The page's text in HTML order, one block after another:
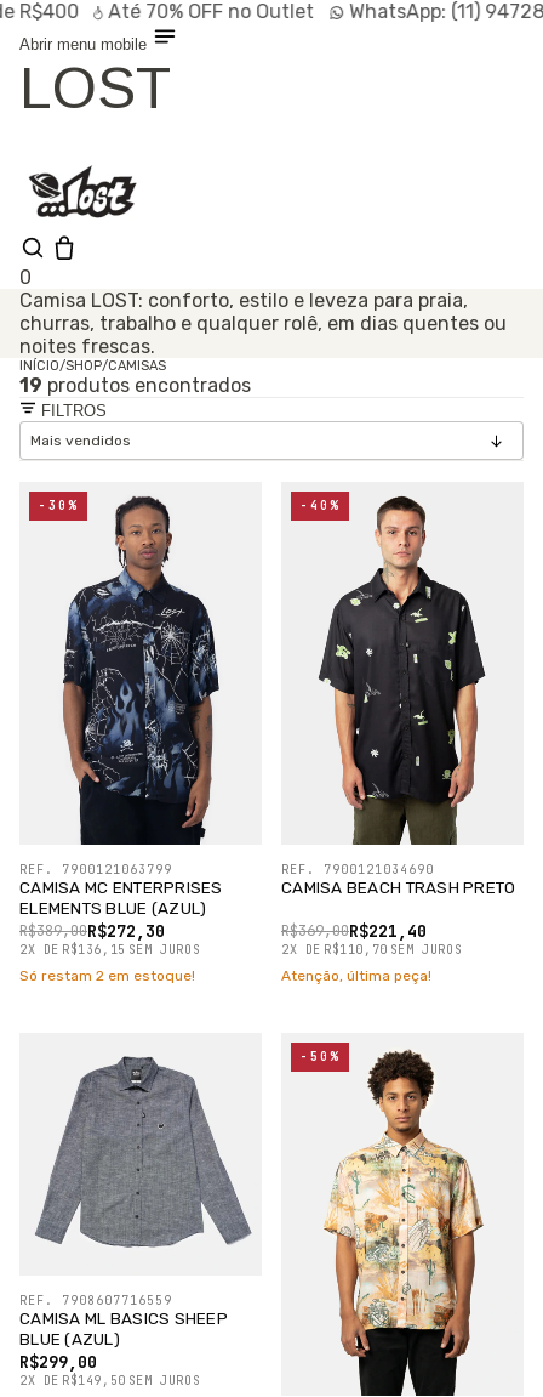
Até 70% OFFno Outlet WhatsApp:(11) 94728-
Abrir menu mobile
LOST
0
Shop
Lançamentos
HOT
Linhas
Especiais
Outlet
Camisa LOST: conforto, estilo e leveza para praia,
churras, trabalho e qualquer rolê, em dias quentes ou
noites frescas.
INÍCIO/SHOP/CAMISAS
19 produtos encontrados
FILTROS
CAMISA MC ENTERPRISES
ELEMENTS BLUE (AZUL)
R$272,30
R$389,00
2X DE R$136,15 SEM JUROS
REF. 7900121063799
-30%
Só restam 2 em estoque!
CAMISA BEACH TRASH PRETO
R$221,40
R$369,00
2X DE R$110,70 SEM JUROS
REF. 7900121034690
-40%
Atenção, última peça!
CAMISA ML BASICS SHEEP
BLUE (AZUL)
R$299,00
2X DE R$149,50 SEM JUROS
REF. 7908607716559
-50%